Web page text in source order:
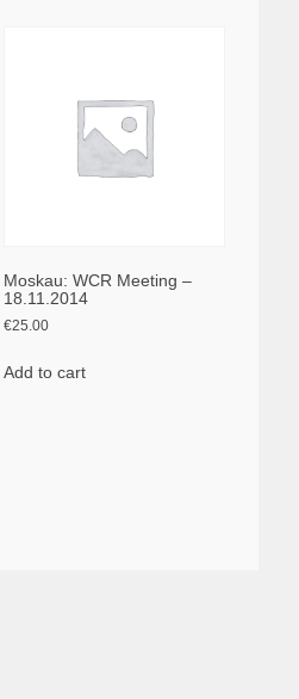
Moskau: WCR Meeting –
18.11.2014
€25.00
Add to cart